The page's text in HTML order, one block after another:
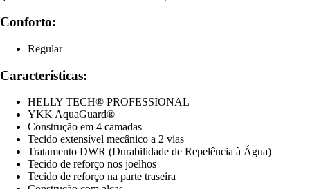
Conforto:
Regular
Características:
HELLY TECH® PROFESSIONAL
YKK AquaGuard®
Construção em 4 camadas
Tecido extensível mecânico a 2 vias
Tratamento DWR (Durabilidade de Repelência à Água)
Tecido de reforço nos joelhos
Tecido de reforço na parte traseira